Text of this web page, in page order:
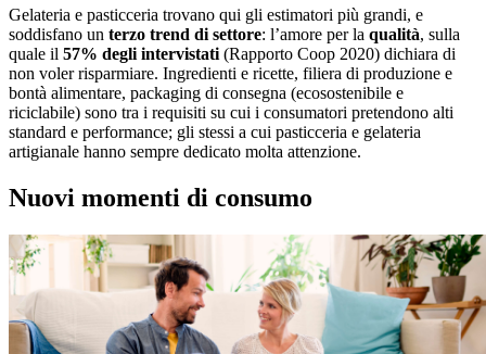
Gelateria e pasticceria trovano qui gli estimatori più grandi, e
soddisfano un terzo trend di settore: l’amore per la qualità, sulla
quale il 57% degli intervistati (Rapporto Coop 2020) dichiara di
non voler risparmiare. Ingredienti e ricette, filiera di produzione e
bontà alimentare, packaging di consegna (ecosostenibile e
riciclabile) sono tra i requisiti su cui i consumatori pretendono alti
standard e performance; gli stessi a cui pasticceria e gelateria
artigianale hanno sempre dedicato molta attenzione.
Nuovi momenti di consumo